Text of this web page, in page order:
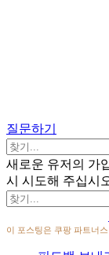
질문하기
새로운 유저의 가
시 시도해 주십시
이 포스팅은 쿠팡 파트너